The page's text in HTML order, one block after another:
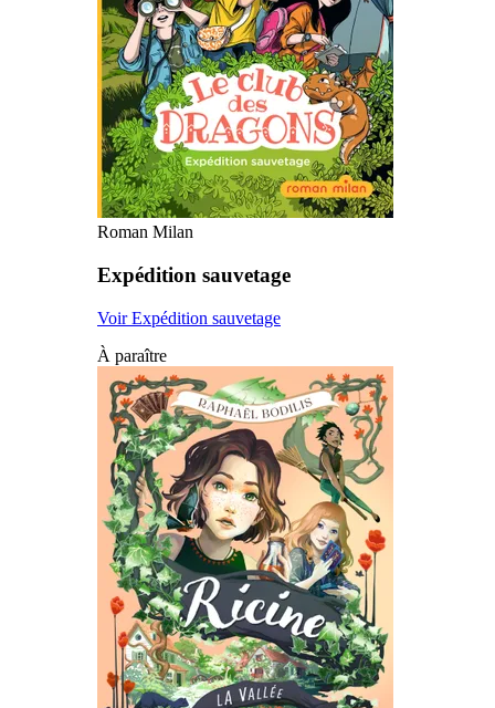
Roman Milan
Expédition sauvetage
Voir Expédition sauvetage
À paraître